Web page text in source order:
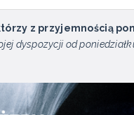
z przyjemnością
dyspozycji od